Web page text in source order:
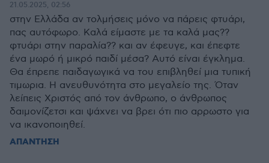
21.05.2025, 02:56
στην Ελλάδα αν τολμήσεις μόνο να πάρεις φτυάρι,
πας αυτόφωρο. Καλά είμαστε με τα καλά μας??
φτυάρι στην παραλία?? και αν έφευγε, και έπεφτε
ένα μωρό ή μικρό παιδί μέσα? Αυτό είναι έγκλημα.
Θα έπρεπε παιδαγωγικά να του επιβληθεί μια τυπική
τιμωρια. Η ανευθυνότητα στο μεγαλείο της. Όταν
λείπεις Χριστός από τον άνθρωπο, ο άνθρωπος
δαιμονίζετσι και ψάχνει να βρει ότι πιο αρρωστο για
να ικανοποιηθεί.
ΑΠΑΝΤΗΣΗ